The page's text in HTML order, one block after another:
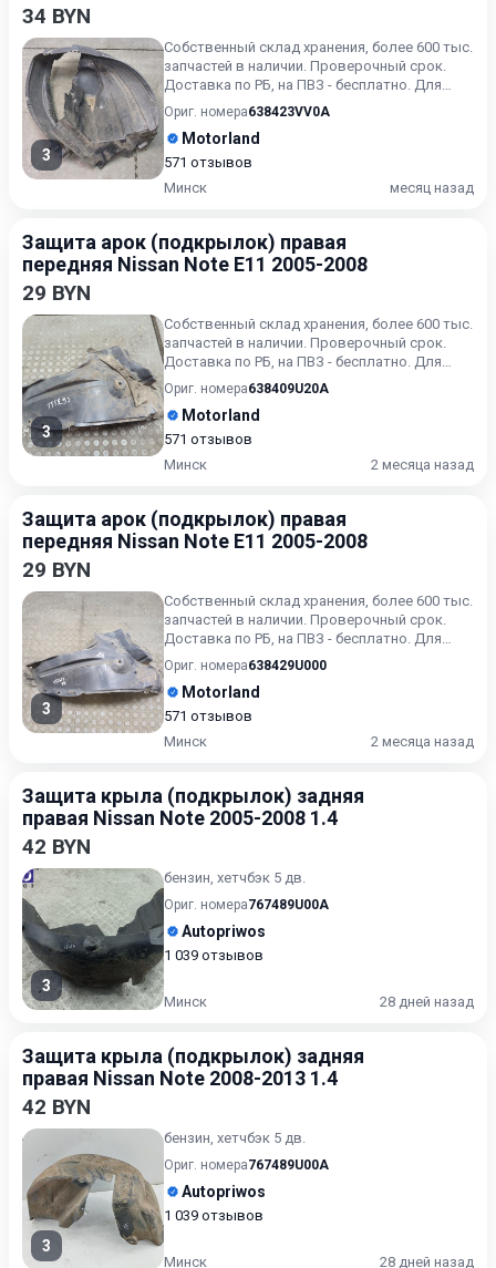
34 BYN
3
Собственный склад хранения, более 600 тыс.
запчастей в наличии. Проверочный срок.
Доставка по РБ, на ПВЗ - бесплатно. Для
получения актуальн...
Ориг. номера638423VV0A
Motorland
571 отзывов
Минск
месяц назад
Защита арок (подкрылок) правая
передняя Nissan Note E11 2005-2008
29 BYN
3
Собственный склад хранения, более 600 тыс.
запчастей в наличии. Проверочный срок.
Доставка по РБ, на ПВЗ - бесплатно. Для
получения актуальн...
Ориг. номера638409U20A
Motorland
571 отзывов
Минск
2 месяца назад
Защита арок (подкрылок) правая
передняя Nissan Note E11 2005-2008
29 BYN
3
Собственный склад хранения, более 600 тыс.
запчастей в наличии. Проверочный срок.
Доставка по РБ, на ПВЗ - бесплатно. Для
получения актуальн...
Ориг. номера638429U000
Motorland
571 отзывов
Минск
2 месяца назад
Защита крыла (подкрылок) задняя
правая Nissan Note 2005-2008 1.4
42 BYN
3
бензин, хетчбэк 5 дв.
Ориг. номера767489U00A
Autopriwos
1 039 отзывов
Минск 28 дней назад
Защита крыла (подкрылок) задняя
правая Nissan Note 2008-2013 1.4
42 BYN
3
бензин, хетчбэк 5 дв.
Ориг. номера767489U00A
Autopriwos
1 039 отзывов
Минск 28 дней назад